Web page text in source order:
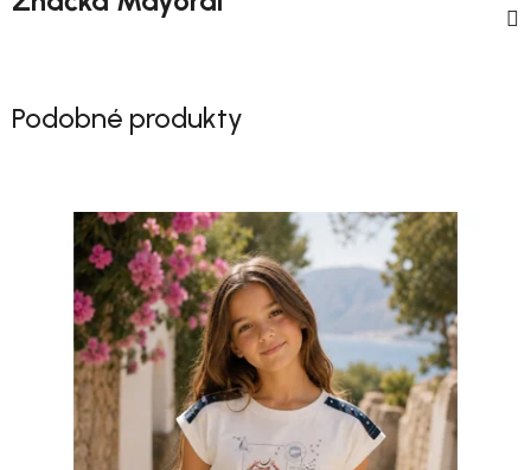
Podobné produkty